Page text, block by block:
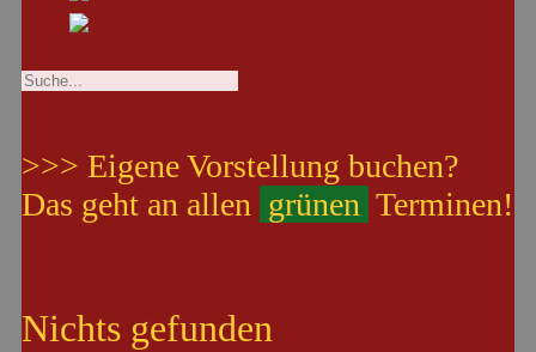
>>> Eigene Vorstellung buchen?
Das geht an allen grünen Terminen!
Nichts gefunden